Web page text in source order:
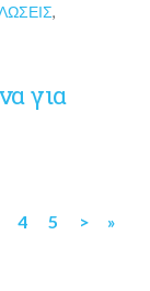
,
για
4 5 > »